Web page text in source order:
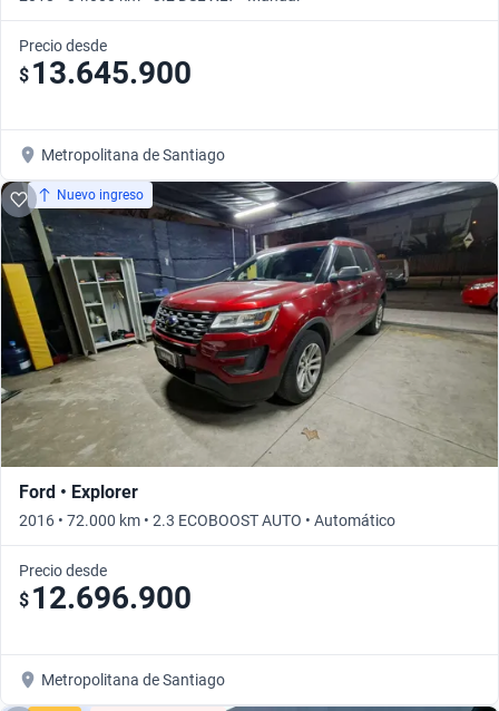
Precio desde
$ 13.645.900
Metropolitana de Santiago
Nuevo ingreso
Ford • Explorer
2016 • 72.000 km • 2.3 ECOBOOST AUTO • Automático
Precio desde
$ 12.696.900
Metropolitana de Santiago